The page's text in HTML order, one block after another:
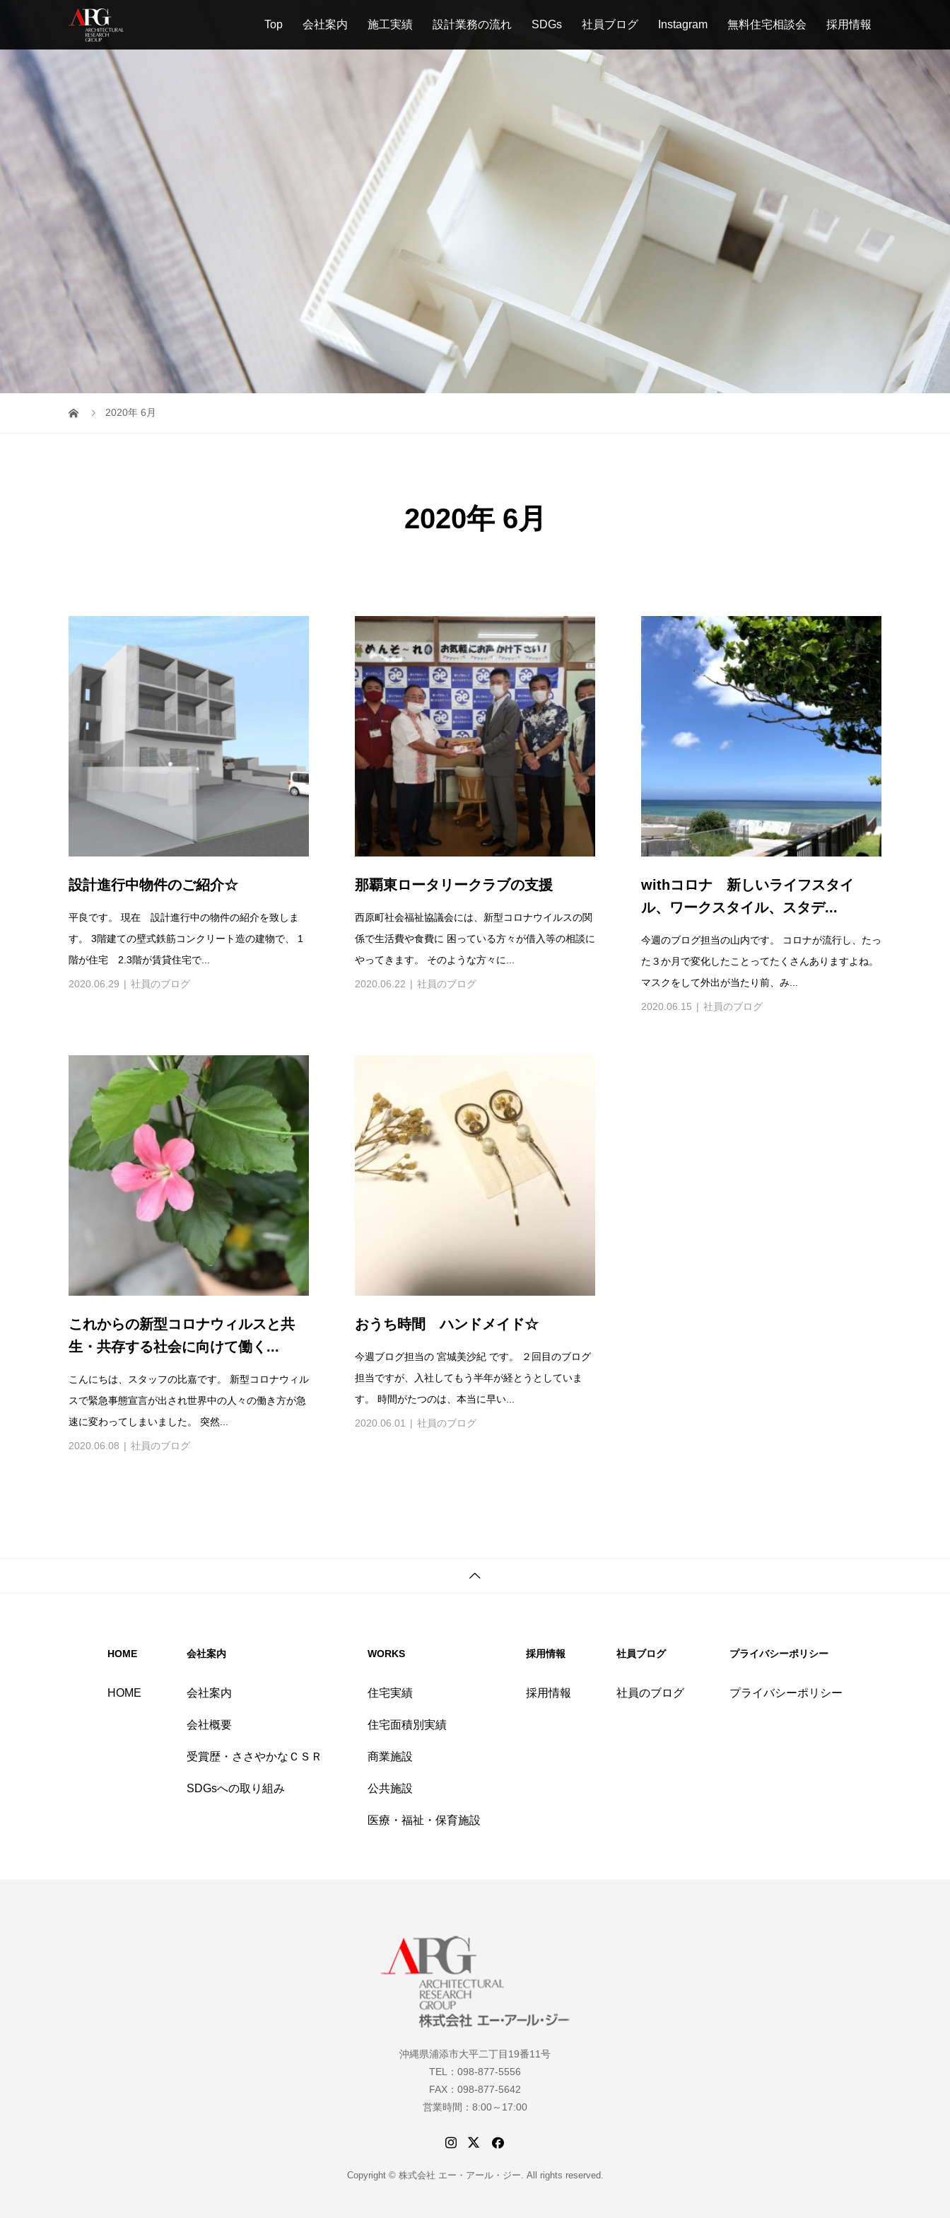
Top 会社案内 施工実績 設計業務の流れ SDGs 社員ブログ Instagram 無料住宅相談会 採用情報
2020年 6月
2020年 6月
設計進行中物件のご紹介☆
平良です。 現在 設計進行中の物件の紹介を致しま
す。 3階建ての壁式鉄筋コンクリート造の建物で、 1
階が住宅 2.3階が賃貸住宅で...
2020.06.29 社員のブログ
那覇東ロータリークラブの支援
西原町社会福祉協議会には、新型コロナウイルスの関
係で生活費や食費に 困っている方々が借入等の相談に
やってきます。 そのような方々に...
2020.06.22 社員のブログ
withコロナ 新しいライフスタイ
ル、ワークスタイル、スタデ...
今週のブログ担当の山内です。 コロナが流行し、たっ
た３か月で変化したことってたくさんありますよね。
マスクをして外出が当たり前、み...
2020.06.15 社員のブログ
これからの新型コロナウィルスと共
生・共存する社会に向けて働く...
こんにちは、スタッフの比嘉です。 新型コロナウィル
スで緊急事態宣言が出され世界中の人々の働き方が急
速に変わってしまいました。 突然...
2020.06.08 社員のブログ
おうち時間 ハンドメイド☆
今週ブログ担当の 宮城美沙紀 です。 ２回目のブログ
担当ですが、入社してもう半年が経とうとしていま
す。 時間がたつのは、本当に早い...
2020.06.01 社員のブログ
HOME
HOME
会社案内
会社案内
会社概要
受賞歴・ささやかなＣＳＲ
SDGsへの取り組み
WORKS
住宅実績
住宅面積別実績
商業施設
公共施設
医療・福祉・保育施設
採用情報
採用情報
社員ブログ
社員のブログ
プライバシーポリシー
プライバシーポリシー
沖縄県浦添市大平二丁目19番11号
TEL：098-877-5556
FAX：098-877-5642
営業時間：8:00～17:00
Copyright © 株式会社 エー・アール・ジー. All rights reserved.